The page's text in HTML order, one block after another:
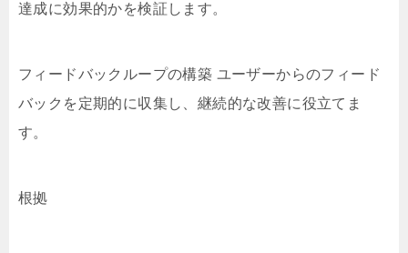
達成に効果的かを検証します。
フィードバックループの構築 ユーザーからのフィード
バックを定期的に収集し、継続的な改善に役立てま
す。
根拠